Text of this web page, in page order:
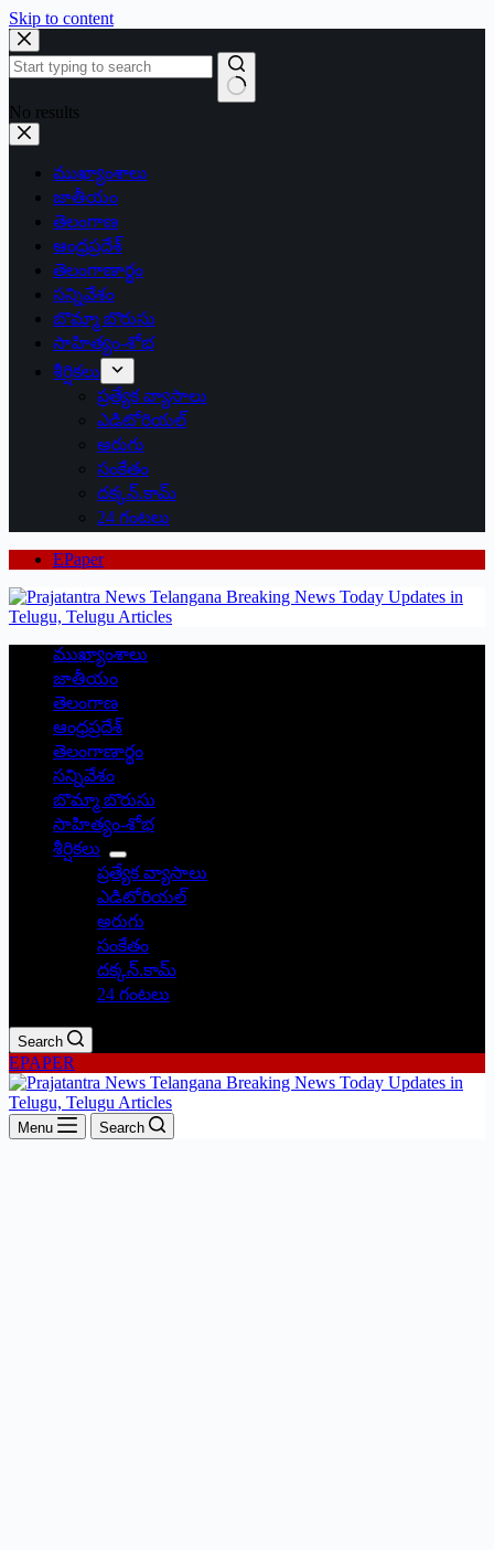
Skip to content
No results
ముఖ్యాంశాలు
జాతీయం
తెలంగాణ
ఆంధ్రప్రదేశ్
తెలంగాణార్థం
సన్నివేశం
బొమ్మా బొరుసు
సాహిత్యం-శోభ
శీర్షికలు
ప్రత్యేక వ్యాసాలు
ఎడిటోరియల్
అరుగు
సంకేతం
దక్కన్.కామ్
24 గంటలు
EPaper
ముఖ్యాంశాలు
జాతీయం
తెలంగాణ
ఆంధ్రప్రదేశ్
తెలంగాణార్థం
సన్నివేశం
బొమ్మా బొరుసు
సాహిత్యం-శోభ
శీర్షికలు
ప్రత్యేక వ్యాసాలు
ఎడిటోరియల్
అరుగు
సంకేతం
దక్కన్.కామ్
24 గంటలు
Search
EPAPER
Menu Search